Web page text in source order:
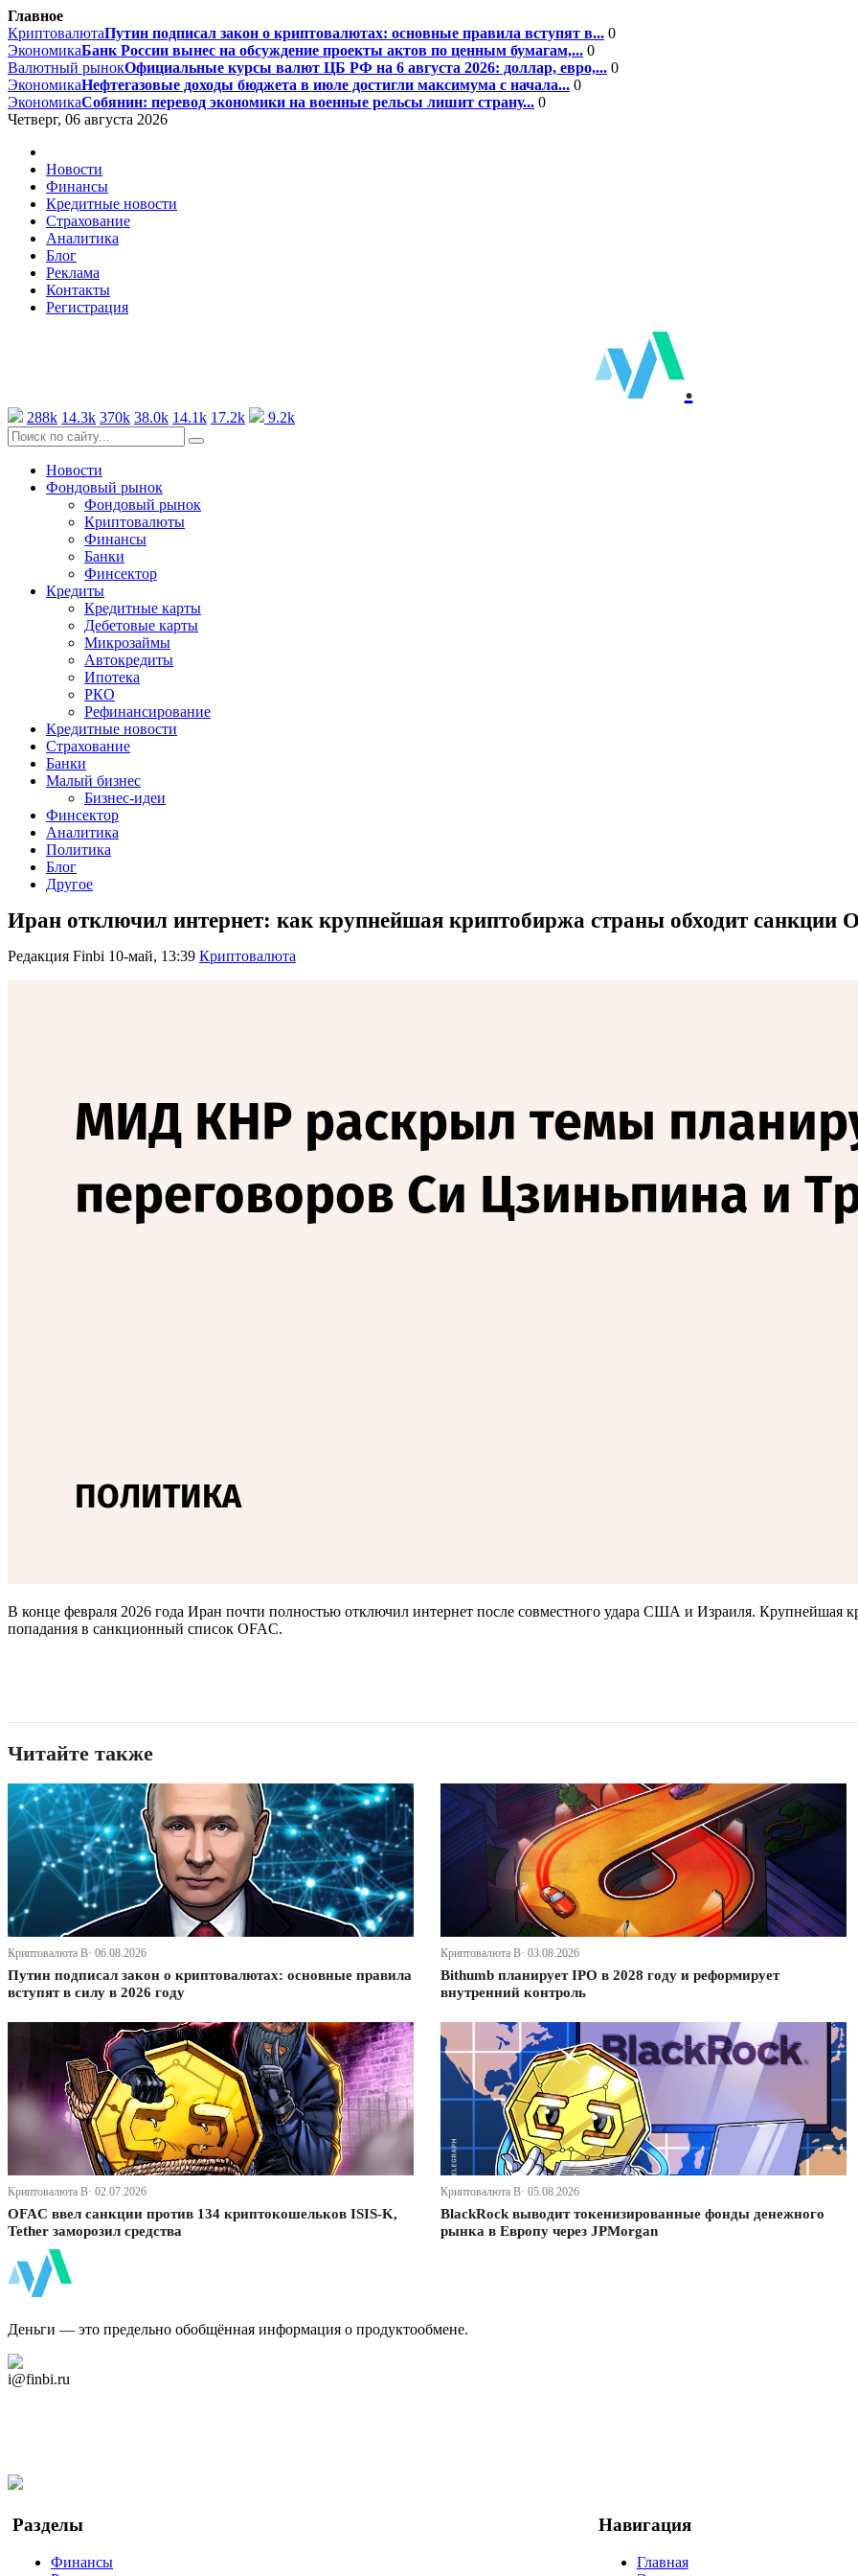
Главное
КриптовалютаПутин подписал закон о криптовалютах: основные правила вступят в... 0
ЭкономикаБанк России вынес на обсуждение проекты актов по ценным бумагам,... 0
Валютный рынокОфициальные курсы валют ЦБ РФ на 6 августа 2026: доллар, евро,... 0
ЭкономикаНефтегазовые доходы бюджета в июле достигли максимума с начала... 0
ЭкономикаСобянин: перевод экономики на военные рельсы лишит страну... 0
Четверг, 06 августа 2026
Новости
Финансы
Кредитные новости
Страхование
Аналитика
Блог
Реклама
Контакты
Регистрация
.
288k 14.3k 370k 38.0k 14.1k 17.2k 9.2k
Новости
Фондовый рынок
Фондовый рынок
Криптовалюты
Финансы
Банки
Финсектор
Кредиты
Кредитные карты
Дебетовые карты
Микрозаймы
Автокредиты
Ипотека
РКО
Рефинансирование
Кредитные новости
Страхование
Банки
Малый бизнес
Бизнес-идеи
Финсектор
Аналитика
Политика
Блог
Другое
Иран отключил интернет: как крупнейшая криптобиржа страны обходит санкции
Редакция Finbi 10-май, 13:39 Криптовалюта
В конце февраля 2026 года Иран почти полностью отключил интернет после совместного удара США и Израиля. Крупнейшая
попадания в санкционный список OFAC.
Читайте также
Криптовалюта В· 06.08.2026
Путин подписал закон о криптовалютах: основные правила
вступят в силу в 2026 году
Криптовалюта В· 03.08.2026
Bithumb планирует IPO в 2028 году и реформирует
внутренний контроль
Криптовалюта В· 02.07.2026
OFAC ввел санкции против 134 криптокошельков ISIS-K,
Tether заморозил средства
Криптовалюта В· 05.08.2026
BlackRock выводит токенизированные фонды денежного
рынка в Европу через JPMorgan
Деньги — это предельно обобщённая информация о продуктообмене.
i@finbi.ru
Разделы
Финансы
Навигация
Главная